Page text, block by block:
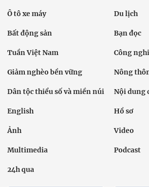
Ô tô xe máy Du lịch
Bất động sản Bạn đọc
Tuần Việt Nam Công
Giảm nghèo bền vững Nông
Dân tộc thiểu số và miền núi Nội dung
English Hồ sơ
Ảnh Video
Multimedia Podcast
24h qua